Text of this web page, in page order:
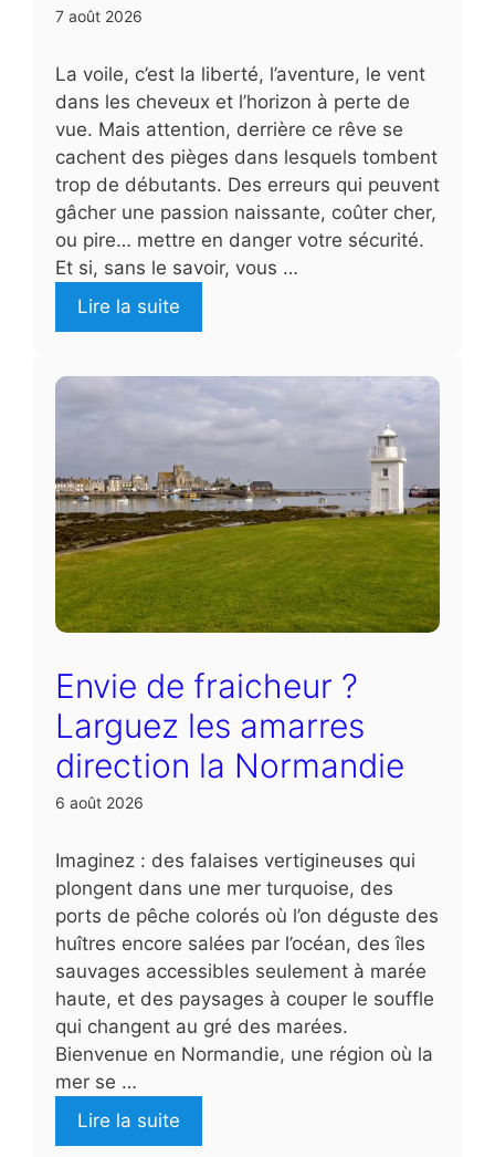
7 août 2026
La voile, c’est la liberté, l’aventure, le vent
dans les cheveux et l’horizon à perte de
vue. Mais attention, derrière ce rêve se
cachent des pièges dans lesquels tombent
trop de débutants. Des erreurs qui peuvent
gâcher une passion naissante, coûter cher,
ou pire… mettre en danger votre sécurité.
Et si, sans le savoir, vous …
Lire la suite
Envie de fraicheur ?
Larguez les amarres
direction la Normandie
6 août 2026
Imaginez : des falaises vertigineuses qui
plongent dans une mer turquoise, des
ports de pêche colorés où l’on déguste des
huîtres encore salées par l’océan, des îles
sauvages accessibles seulement à marée
haute, et des paysages à couper le souffle
qui changent au gré des marées.
Bienvenue en Normandie, une région où la
mer se …
Lire la suite